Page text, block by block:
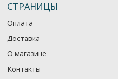
СТРАНИЦЫ
Оплата
Доставка
О магазине
Контакты